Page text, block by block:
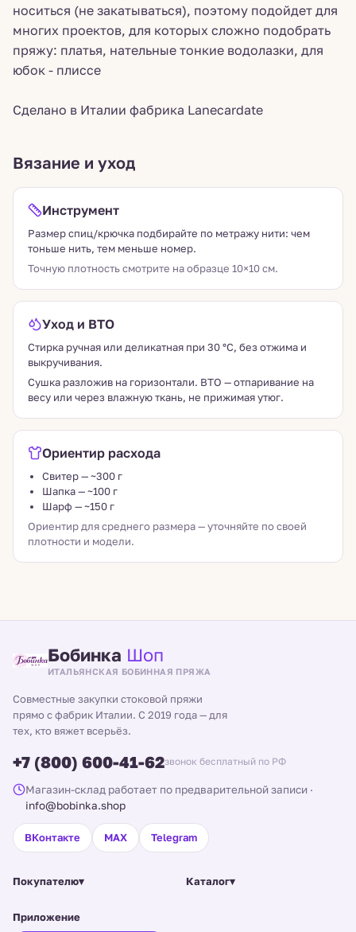
носиться (не закатываться), поэтому подойдет для
многих проектов, для которых сложно подобрать
пряжу: платья, нательные тонкие водолазки, для
юбок - плиссе
Сделано в Италии фабрика Lanecardate
Вязание и уход
Инструмент
Размер спиц/крючка подбирайте по метражу нити: чем
тоньше нить, тем меньше номер.
Точную плотность смотрите на образце 10×10 см.
Уход и ВТО
Стирка ручная или деликатная при 30 °C, без отжима и
выкручивания.
Сушка разложив на горизонтали. ВТО — отпаривание на
весу или через влажную ткань, не прижимая утюг.
Ориентир расхода
Свитер — ~300 г
Шапка — ~100 г
Шарф — ~150 г
Ориентир для среднего размера — уточняйте по своей
плотности и модели.
Бобинка Шоп
ИТАЛЬЯНСКАЯ БОБИННАЯ ПРЯЖА
Совместные закупки стоковой пряжи
прямо с фабрик Италии. С 2019 года — для
тех, кто вяжет всерьёз.
+7 (800) 600-41-62звонок бесплатный по РФ
Магазин-склад работает по предварительной записи ·
info@bobinka.shop
ВКонтакте MAX Telegram
Покупателю▾ Каталог▾
Приложение